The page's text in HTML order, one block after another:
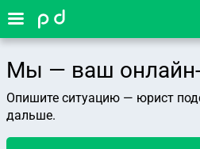
Мы — ваш онлайн-
Опишите ситуацию — юрист
дальше.